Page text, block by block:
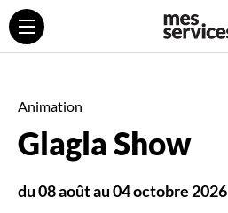
Animation
Glagla Show
du 08 août au 04 octobre 2026